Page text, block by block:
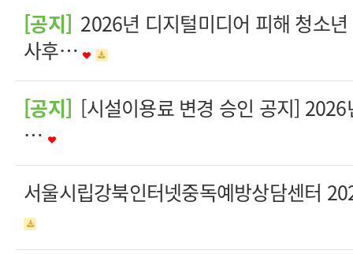
[공지] 2026년 디지털미디어 피해 청소
사후…
[공지] [시설이용료 변경 승인 공지]
…
서울시립강북인터넷중독예방상담센터